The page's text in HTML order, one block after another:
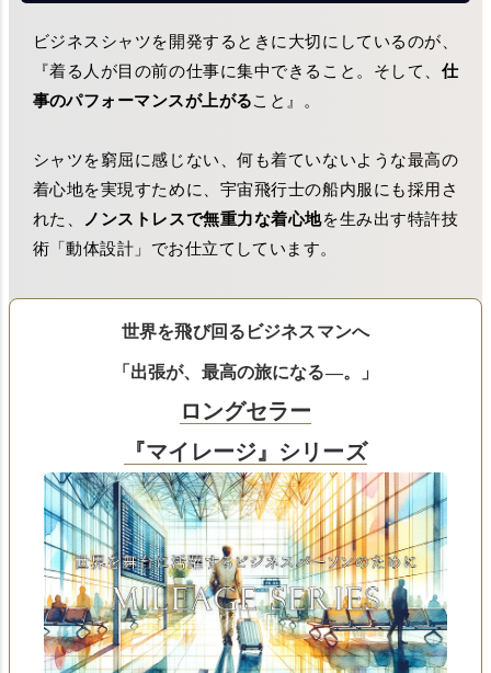
ビジネスシャツを開発するときに大切にしているのが、
『着る人が目の前の仕事に集中できること。そして、 仕
事のパフォーマンスが上がること』。
シャツを窮屈に感じない、何も着ていないような最高の
着心地を実現すために、宇宙飛行士の船内服にも採用さ
れた、
ノンストレスで無重力な着心地を生み出す特許技
術「動体設計」でお仕立てしています。
世界を飛び回るビジネスマンへ
「出張が、最高の旅になる―。」
ロングセラー
『マイレージ』シリーズ